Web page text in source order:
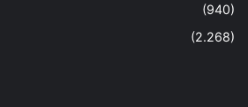
(940)
(2.268)